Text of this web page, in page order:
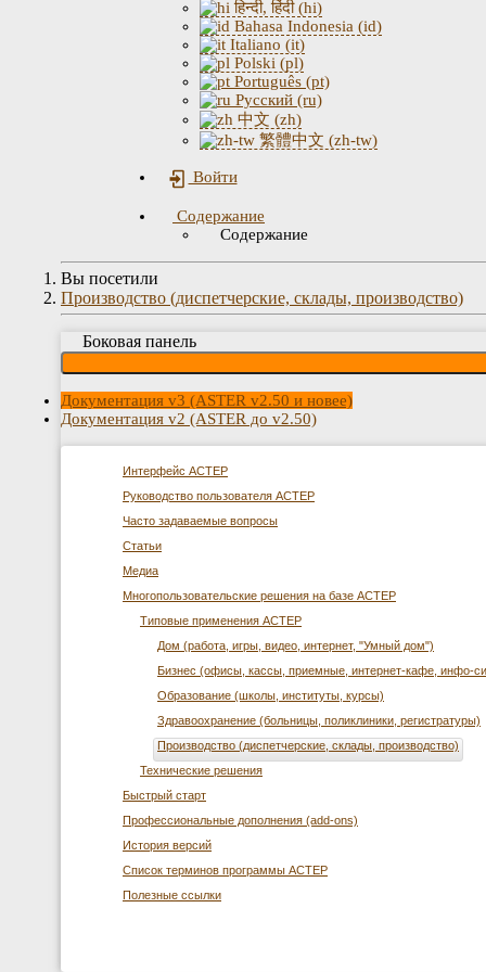
हिन्दी, हिंदी (hi)
Bahasa Indonesia (id)
Italiano (it)
Polski (pl)
Português (pt)
Русский (ru)
中文 (zh)
繁體中文 (zh-tw)
Войти
Содержание
Содержание
Вы посетили
Производство (диспетчерские, склады, производство)
Боковая панель
Документация v3 (ASTER v2.50 и новее)
Документация v2 (ASTER до v2.50)
Интерфейс АСТЕР
Руководство пользователя АСТЕР
Часто задаваемые вопросы
Статьи
Медиа
Многопользовательские решения на базе АСТЕР
Типовые применения АСТЕР
Дом (работа, игры, видео, интернет, "Умный дом")
Бизнес (офисы, кассы, приемные, интернет-кафе, инфо-
Образование (школы, институты, курсы)
Здравоохранение (больницы, поликлиники, регистратуры)
Производство (диспетчерские, склады, производство)
Технические решения
Быстрый старт
Профессиональные дополнения (add-ons)
История версий
Список терминов программы АСТЕР
Полезные ссылки